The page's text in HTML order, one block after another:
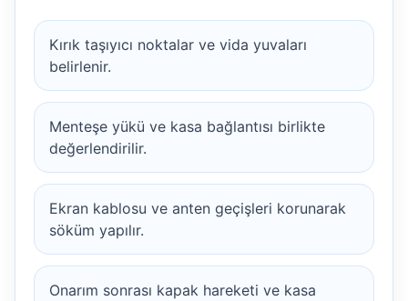
Kırık taşıyıcı noktalar ve vida yuvaları
belirlenir.
Menteşe yükü ve kasa bağlantısı birlikte
değerlendirilir.
Ekran kablosu ve anten geçişleri korunarak
söküm yapılır.
Onarım sonrası kapak hareketi ve kasa